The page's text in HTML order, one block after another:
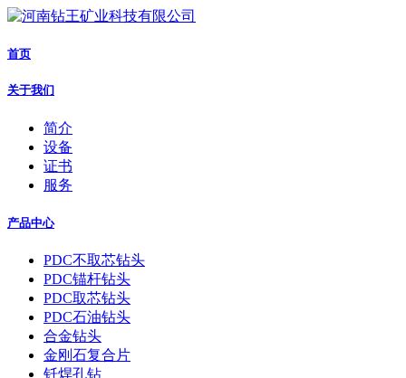
首页
关于我们
简介
设备
证书
服务
产品中心
PDC不取芯钻头
PDC锚杆钻头
PDC取芯钻头
PDC石油钻头
合金钻头
金刚石复合片
钎焊孔钻